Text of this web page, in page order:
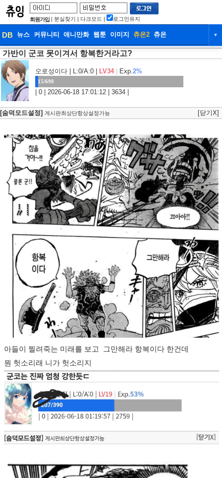
회원가입 | 분실찾기 | 다크모드 | 로그인유지
DB 뉴스 커뮤니티 애니만화 웹툰 이미지 츄온2 츄온 ▼
DB 뉴스 커뮤니티
웹툰 이미지 츄온2
가반이 군코 못이겨서 항복한거라고?
오로성이다 | L:0/A:0 | LV34 Exp.2%
15/690
| 0 | 2026-06-18 17:01:12 | 3634 |
[숨덕모드설정] 게시판최상단항상설정가능 [닫기X]
아들이 찔려죽는 미래를 보고 그만해라 항복이다 한건데
뭔 헛소리래 니가 헛소리지